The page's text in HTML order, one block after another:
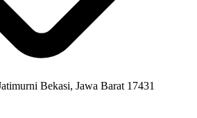
Bekasi, Jawa Barat 17431